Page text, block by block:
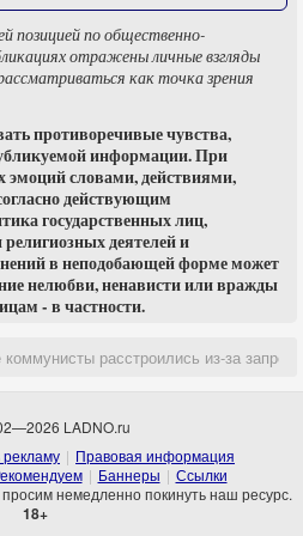
позицией по общественно-
отражены личные взгляды
как точка зрения
противоречивые чувства,
информации. При
словами, действиями,
действующим
государственных лиц,
деятелей и
в неподобающей форме может
нелюбви, ненависти или вражды
- в частности.
расстроились из-за
LADNO.ru
рекламу
Правовая информация
Баннеры
Ссылки
немедленно покинуть наш ресурс.
18+